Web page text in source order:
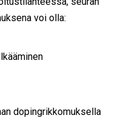
voi olla:
dopingrikkomuksella